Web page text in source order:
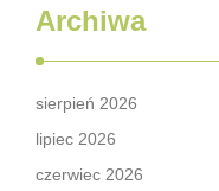
Archiwa
sierpień 2026
lipiec 2026
czerwiec 2026